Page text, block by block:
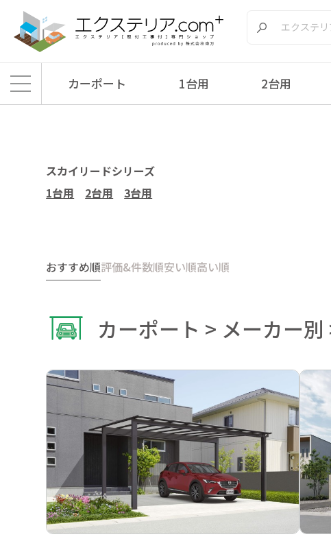
カーポート 1台用 2台用
スカイリードシリーズ
1台用
2台用 3台用
おすすめ順評価&件数順安い順高い順
カーポート > メーカー